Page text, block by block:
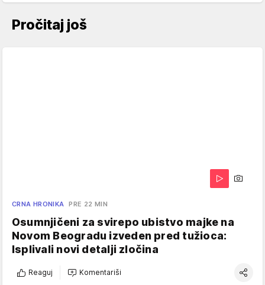
Pročitaj još
CRNA HRONIKA PRE 22 MIN
Osumnjičeni za svirepo ubistvo majke na
Novom Beogradu izveden pred tužioca:
Isplivali novi detalji zločina
Reaguj Komentariši